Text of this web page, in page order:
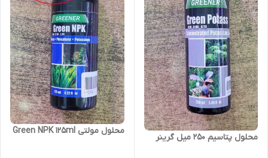
محلول پتاسیم 250 میل گرینر
محلول مولتی Green NPK 125ml